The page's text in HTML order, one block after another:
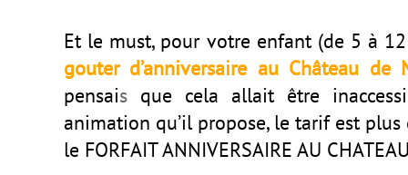
Et le must, pour votre enfant (de 5 à
gouter d’anniversaire au Château de
pensais que cela allait être
animation qu’il propose, le tarif est
le FORFAIT ANNIVERSAIRE AU